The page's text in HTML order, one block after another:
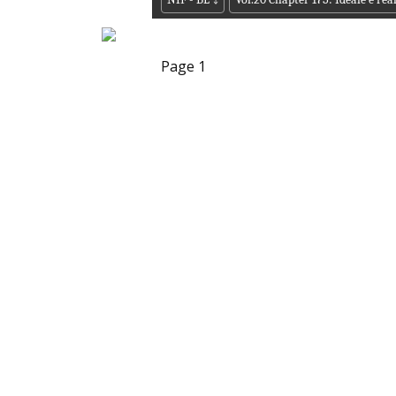
Page 1